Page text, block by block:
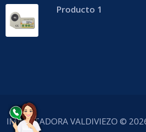
Producto 1
IMPORTADORA VALDIVIEZO ©